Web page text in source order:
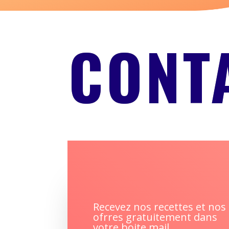
Recevez nos recettes et nos
ofrres gratuitement dans